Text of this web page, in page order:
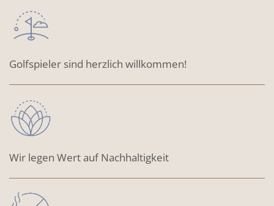
Golfspieler sind herzlich willkommen!
Wir legen Wert auf Nachhaltigkeit